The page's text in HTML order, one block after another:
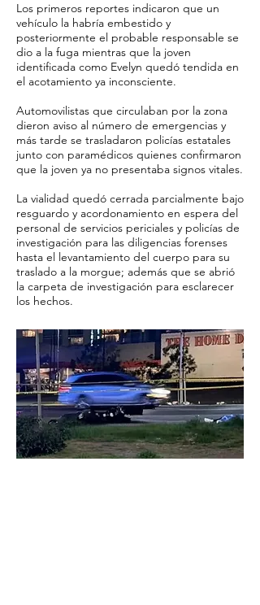
Los primeros reportes indicaron que un
vehículo la habría embestido y
posteriormente el probable responsable se
dio a la fuga mientras que la joven
identificada como Evelyn quedó tendida en
el acotamiento ya inconsciente.
Automovilistas que circulaban por la zona
dieron aviso al número de emergencias y
más tarde se trasladaron policías estatales
junto con paramédicos quienes confirmaron
que la joven ya no presentaba signos vitales.
La vialidad quedó cerrada parcialmente bajo
resguardo y acordonamiento en espera del
personal de servicios periciales y policías de
investigación para las diligencias forenses
hasta el levantamiento del cuerpo para su
traslado a la morgue; además que se abrió
la carpeta de investigación para esclarecer
los hechos.